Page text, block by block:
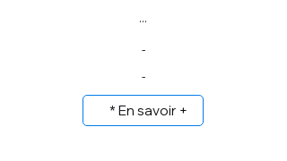
...
-
-
* En savoir +